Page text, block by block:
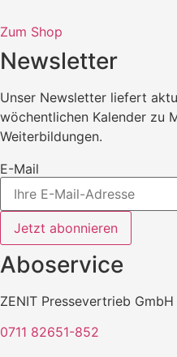
Zum Shop
Newsletter
Unser Newsletter liefert
wöchentlichen Kalender zu
Weiterbildungen.
E-Mail
Jetzt abonnieren
Aboservice
ZENIT Pressevertrieb GmbH
0711 82651-852